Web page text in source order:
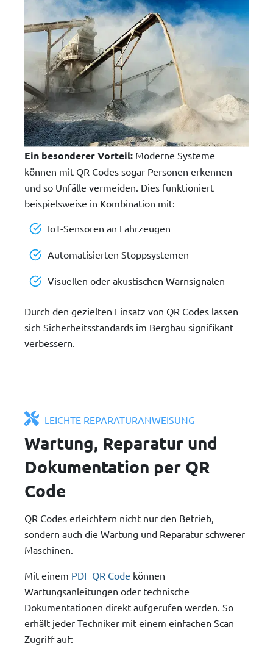
Ein besonderer Vorteil: Moderne Systeme
können mit QR Codes sogar Personen erkennen
und so Unfälle vermeiden. Dies funktioniert
beispielsweise in Kombination mit:
IoT-Sensoren an Fahrzeugen
Automatisierten Stoppsystemen
Visuellen oder akustischen Warnsignalen
Durch den gezielten Einsatz von QR Codes lassen
sich Sicherheitsstandards im Bergbau signifikant
verbessern.
LEICHTE REPARATURANWEISUNG
Wartung, Reparatur und
Dokumentation per QR
Code
QR Codes erleichtern nicht nur den Betrieb,
sondern auch die Wartung und Reparatur schwerer
Maschinen.
Mit einem PDF QR Code können
Wartungsanleitungen oder technische
Dokumentationen direkt aufgerufen werden. So
erhält jeder Techniker mit einem einfachen Scan
Zugriff auf: